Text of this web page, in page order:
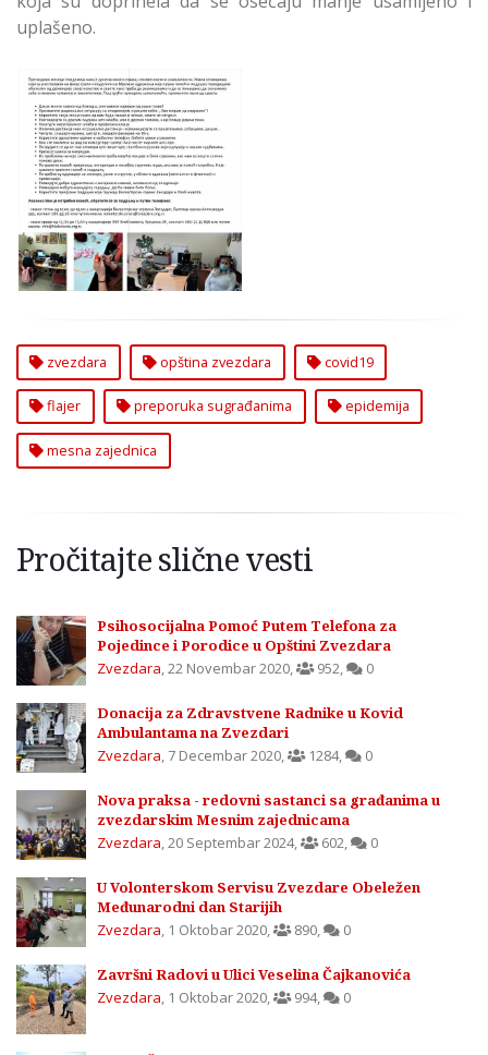
uplašeno.
Flajer sa
Preporukama
Sugrađanima za Život
u Toku Epidemije i u
Zvezdarskim Mesnim
Zajednicama
zvezdara opština zvezdara covid19
flajer preporuka sugrađanima epidemija
mesna zajednica
Pročitajte slične vesti
Psihosocijalna Pomoć Putem Telefona za
Pojedince i Porodice u Opštini Zvezdara
Zvezdara,22 Novembar 2020, 952, 0
Donacija za Zdravstvene Radnike u Kovid
Ambulantama na Zvezdari
Zvezdara, 7 Decembar 2020, 1284, 0
Nova praksa - redovni sastanci sa građanima u
zvezdarskim Mesnim zajednicama
Zvezdara,20 Septembar 2024, 602, 0
U Volonterskom Servisu Zvezdare Obeležen
Međunarodni dan Starijih
Zvezdara, 1 Oktobar 2020, 890, 0
Završni Radovi u Ulici Veselina Čajkanovića
Zvezdara, 1 Oktobar 2020, 994, 0